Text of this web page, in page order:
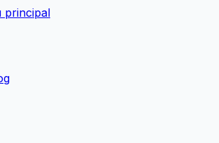
principal